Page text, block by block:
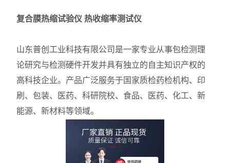
复合膜热缩试验仪 热收缩率测试仪
山东普创工业科技有限公司是一家专业从事包检测理
论研究与检测硬件开发并具有独立的自主知识产权的
高科技企业。产品广泛服务于国家质检药检机构、印
刷、包装、医药、科研院校、食品、医药、化工、新
能源、新材料等领域。